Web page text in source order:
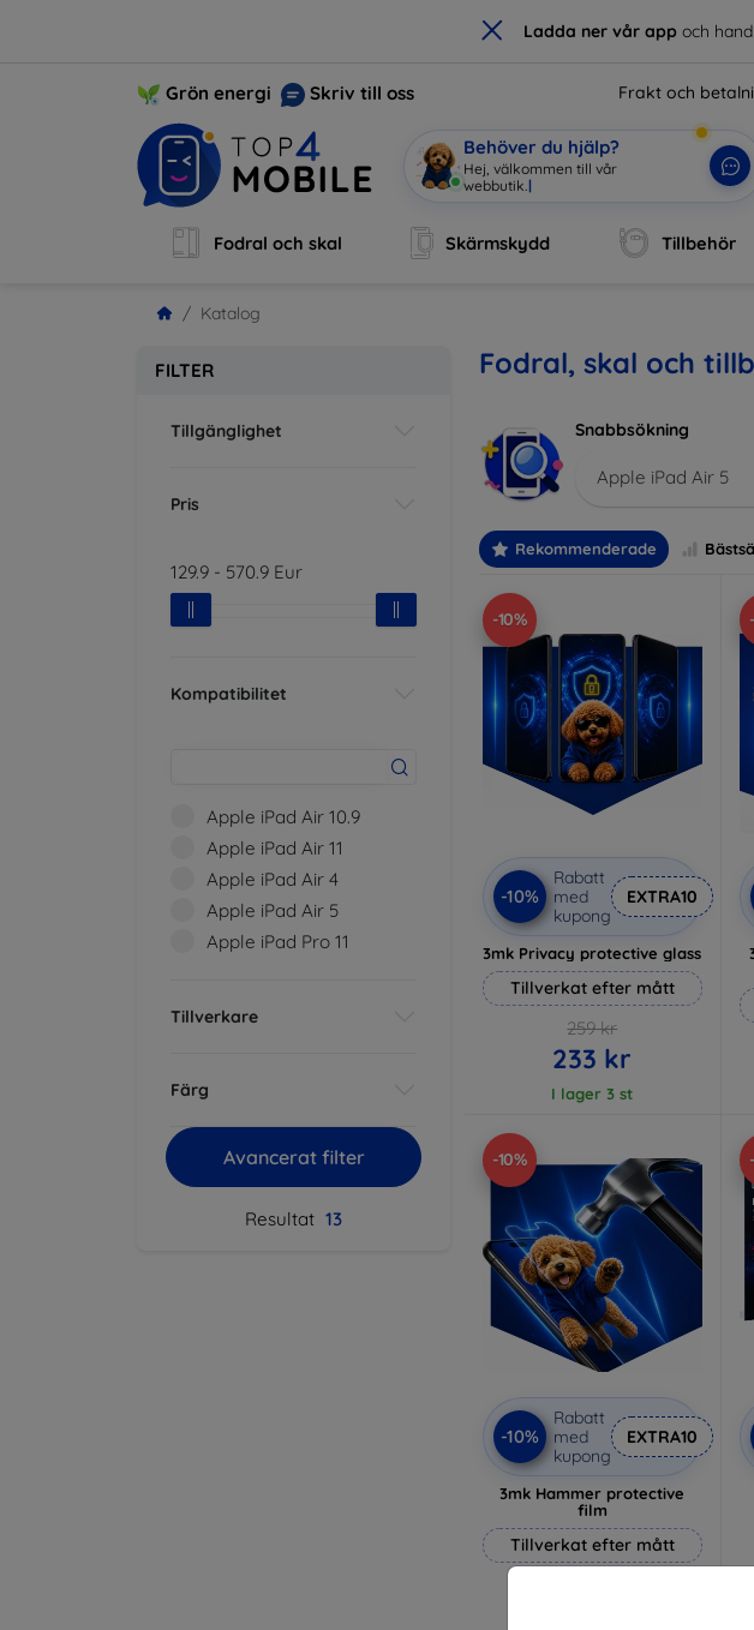
× Ladda ner vår app och
Grön energi Skriv till oss Frakt och
Behöver du hjälp?
Hej, välkom|
Fodral och skal Skärmskydd Tillbehör
Katalog
FILTER
Tillgänglighet
Pris
129.9 - 570.9 Eur
Kompatibilitet
Apple iPad Air 10.9
Apple iPad Air 11
Apple iPad Air 4
Apple iPad Air 5
Apple iPad Pro 11
Tillverkare
Färg
Avancerat filter
Resultat 13
Fodral, skal och
Snabbsökning
Apple iPad Air 5
Rekommenderade
-10%
-10%
Rabatt
med
kupong
EXTRA10
3mk Privacy protective glass
Tillverkat efter mått
259 kr
233 kr
I lager 3 st
-10%
-10%
Rabatt
med
kupong
EXTRA10
3mk Hammer protective
film
Tillverkat efter mått